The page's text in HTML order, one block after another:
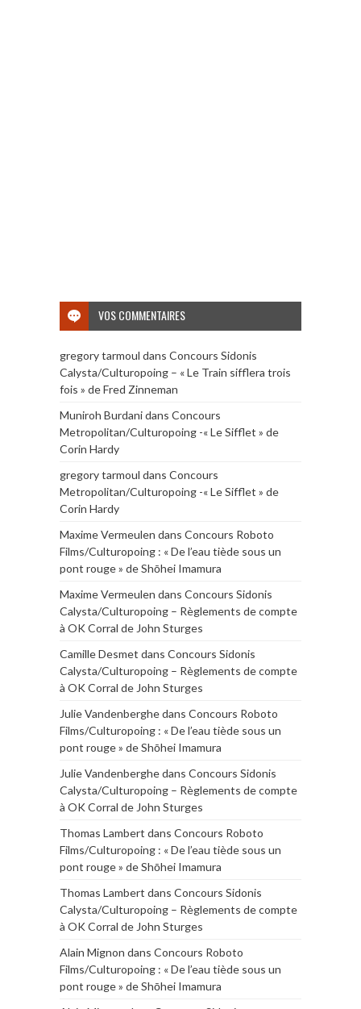
VOS COMMENTAIRES
gregory tarmoul dans Concours Sidonis
Calysta/Culturopoing – « Le Train sifflera trois
fois » de Fred Zinneman
Muniroh Burdanidans Concours
Metropolitan/Culturopoing -« Le Sifflet » de
Corin Hardy
gregory tarmoul dans Concours
Metropolitan/Culturopoing -« Le Sifflet » de
Corin Hardy
Maxime Vermeulen dans Concours Roboto
Films/Culturopoing : « De l’eau tiède sous un
pont rouge » de Shōhei Imamura
Maxime Vermeulen dans Concours Sidonis
Calysta/Culturopoing – Règlements de compte
à OK Corral de John Sturges
Camille Desmet dans Concours Sidonis
Calysta/Culturopoing – Règlements de compte
à OK Corral de John Sturges
Julie Vandenberghedans Concours Roboto
Films/Culturopoing : « De l’eau tiède sous un
pont rouge » de Shōhei Imamura
Julie Vandenberghedans Concours Sidonis
Calysta/Culturopoing – Règlements de compte
à OK Corral de John Sturges
Thomas Lambert dans Concours Roboto
Films/Culturopoing : « De l’eau tiède sous un
pont rouge » de Shōhei Imamura
Thomas Lambert dans Concours Sidonis
Calysta/Culturopoing – Règlements de compte
à OK Corral de John Sturges
Alain Mignon dans Concours Roboto
Films/Culturopoing : « De l’eau tiède sous un
pont rouge » de Shōhei Imamura